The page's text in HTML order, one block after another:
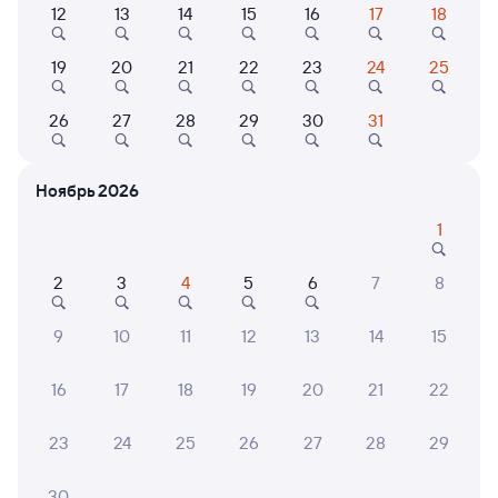
Найдём билет на поезд за вас
Отели в Абакане
AZIMUT Отель
Персона
12 13 14 15 16 17 18
19 20 21 22 23 24 25
26 27 28 29 30 31
Ноябрь 2026
1
2 3 4 5 6 7 8
9 10 11 12 13 14 15
16 17 18 19 20 21 22
23 24 25 26 27 28 29